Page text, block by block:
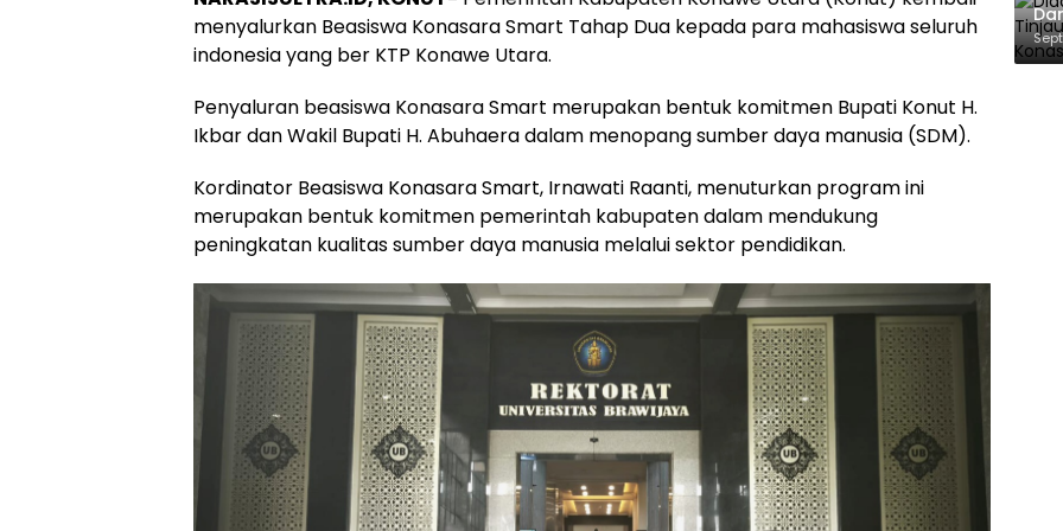
menyalurkan Beasiswa Konasara Smart Tahap Dua kepada para mahasiswa seluruh
indonesia yang ber KTP Konawe Utara.
Penyaluran beasiswa Konasara Smart merupakan bentuk komitmen Bupati Konut H.
Ikbar dan Wakil Bupati H. Abuhaera dalam menopang sumber daya manusia (SDM).
Kordinator Beasiswa Konasara Smart, Irnawati Raanti, menuturkan program ini
merupakan bentuk komitmen pemerintah kabupaten dalam mendukung
peningkatan kualitas sumber daya manusia melalui sektor pendidikan.